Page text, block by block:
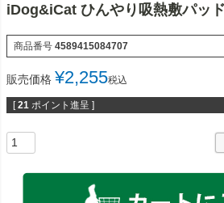
iDog&iCat ひんやり吸熱敷パッ
商品番号 4589415084707
販売価格 ¥2,255税込
[ 21 ポイント進呈 ]